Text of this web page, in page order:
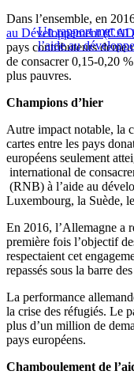
Un rapport met en
l’aide au
Dans l’ensemble, en
au Développement
pays contributeurs
de consacrer 0,15-0,20
plus pauvres.
Champions d’hier
Autre impact notable, la
cartes entre les pays
européens seulement
international de
(RNB) à l’aide au
Luxembourg, la Suède,
En 2016, l’Allemagne a
première fois l’objectif
respectaient cet
repassés sous la barre
La performance
la crise des réfugiés. Le
plus d’un million de
pays européens.
Chamboulement de